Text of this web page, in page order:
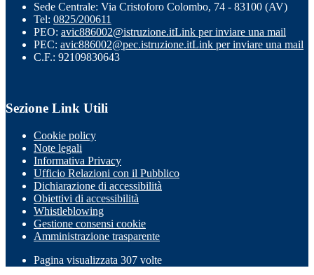
Sede Centrale: Via Cristoforo Colombo, 74 - 83100 (AV)
Tel: 0825/200611
PEO: avic886002@istruzione.itLink per inviare una mail
PEC: avic886002@pec.istruzione.itLink per inviare una mail
C.F.: 92109830643
Sezione Link Utili
Cookie policy
Note legali
Informativa Privacy
Ufficio Relazioni con il Pubblico
Dichiarazione di accessibilità
Obiettivi di accessibilità
Whistleblowing
Gestione consensi cookie
Amministrazione trasparente
Pagina visualizzata 307 volte